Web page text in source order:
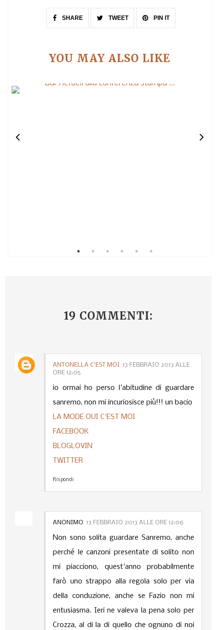
SHARE TWEET PIN IT
YOU MAY ALSO LIKE
Bar Refaeli alla conferenza stampa ...
19 COMMENTI:
ANTONELLA C’EST MOI 13 FEBBRAIO 2013 ALLE
ORE 12:05
io ormai ho perso l'abitudine di guardare
sanremo, non mi incuriosisce più!!! un bacio
LA MODE OUI C'EST MOI
FACEBOOK
BLOGLOVIN
TWITTER
Rispondi
ANONIMO 13 FEBBRAIO 2013 ALLE ORE 12:06
Non sono solita guardare Sanremo, anche
perché le canzoni presentate di solito non
mi piacciono, quest'anno probabilmente
farò uno strappo alla regola solo per via
della conduzione, anche se Fazio non mi
entusiasma. Ieri ne valeva la pena solo per
Crozza, al di la di quello che ognuno di noi